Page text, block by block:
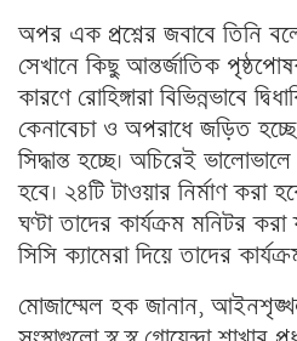
অপর এক প্রশ্নের জবাবে তিনি
সেখানে কিছু আন্তর্জাতিক
কারণে রোহিঙ্গারা বিভিন্নভাবে
কেনাবেচা ও অপরাধে জড়িত
সিদ্ধান্ত হচ্ছে। অচিরেই
হবে। ২৪টি টাওয়ার নির্মাণ করা
ঘণ্টা তাদের কার্যক্রম মনিটর
সিসি ক্যামেরা দিয়ে তাদের
মোজাম্মেল হক জানান,